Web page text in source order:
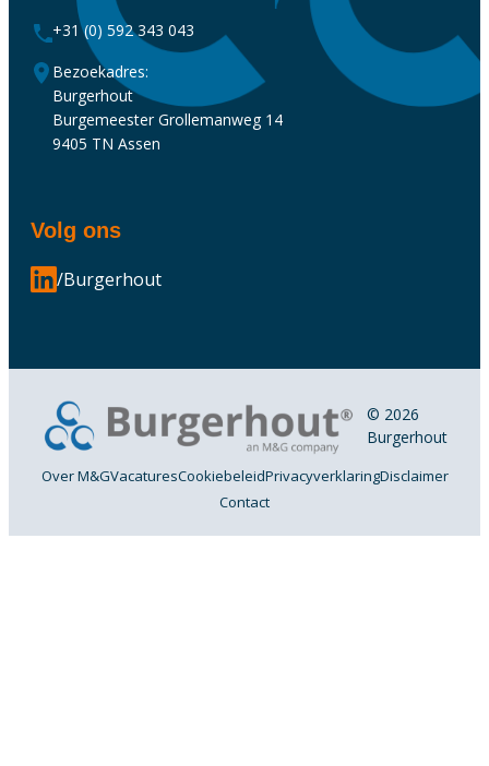
+31 (0) 592 343 043
Bezoekadres:
Burgerhout
Burgemeester Grollemanweg 14
9405 TN Assen
Volg ons
/Burgerhout
© 2026
Burgerhout
Over M&GVacaturesCookiebeleidPrivacyverklaringDisclaimer
Contact